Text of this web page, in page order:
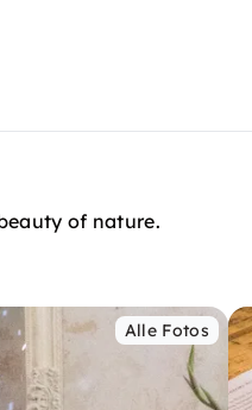
of nature.
Alle Fotos